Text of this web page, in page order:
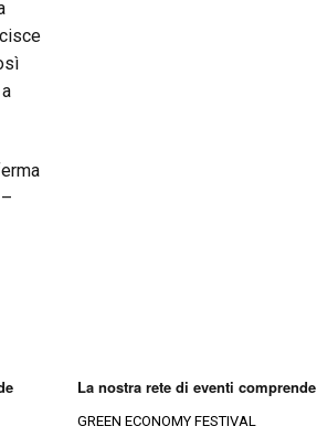
La nostra rete di eventi comprende
GREEN ECONOMY FESTIVAL